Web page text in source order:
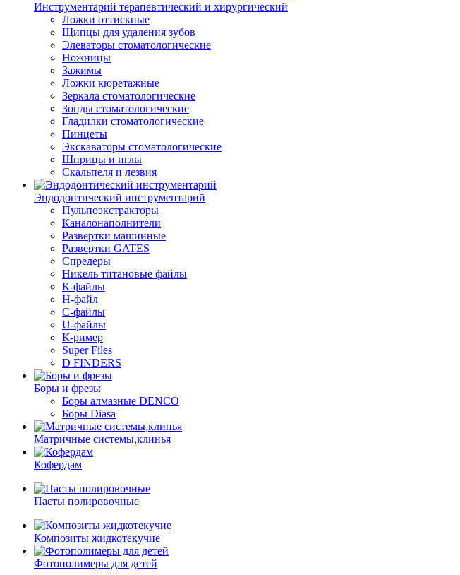
Инструментарий терапевтический и хирургический
Ложки оттискные
Щипцы для удаления зубов
Элеваторы стоматологические
Ножницы
Зажимы
Ложки кюретажные
Зеркала стоматологические
Зонды стоматологические
Гладилки стоматологические
Пинцеты
Экскаваторы стоматологические
Шприцы и иглы
Скальпеля и лезвия
Эндодонтический инструментарий
Пульпоэкстракторы
Каналонаполнители
Развертки машинные
Развертки GATES
Спредеры
Никель титановые файлы
К-файлы
Н-файл
С-файлы
U-файлы
К-ример
Super Files
D FINDERS
Боры и фрезы
Боры алмазные DENCO
Боры Diasa
Матричные системы,клинья
Кофердам
Пасты полировочные
Композиты жидкотекучие
Фотополимеры для детей